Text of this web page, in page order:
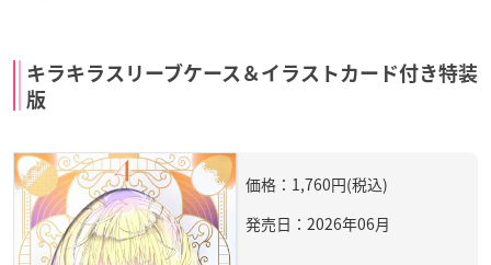
キラキラスリーブケース＆イラストカード付き特装
版
価格：1,760円(税込)
発売日：2026年06月